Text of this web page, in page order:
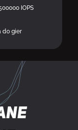
IOPS
do gier